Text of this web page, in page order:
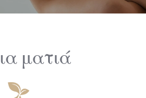
ματιά